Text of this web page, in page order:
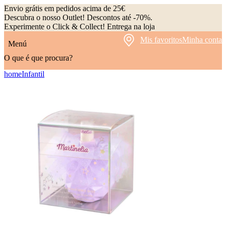
Envio grátis em pedidos acima de 25€
Descubra o nosso Outlet! Descontos até -70%.
Experimente o Click & Collect! Entrega na loja
Menú
Mis favoritosMinha conta
O que é que procura?
homeInfantil